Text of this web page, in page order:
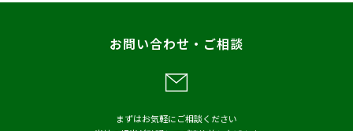
レポート
お問い合わせ・ご相談
まずはお気軽にご相談ください